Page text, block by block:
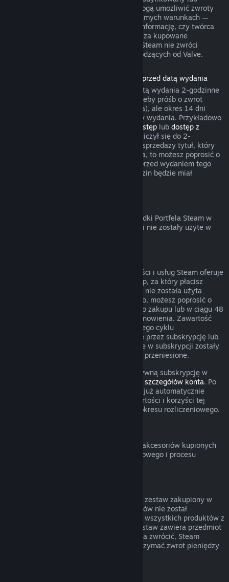
wymieniony. Twórcy innych produktów mogą umożliwić zwroty
pieniędzy za transakcje w grze na tych samych warunkach —
przed dokonaniem transakcji otrzymasz informację, czy twórca
gry umożliwił żądania zwrotów pieniędzy za kupowane
przedmioty. W pozostałych przypadkach Steam nie zwróci
pieniędzy za transakcje w grach niepochodzących od Valve.
Zwroty pieniędzy za produkty zakupione przed datą wydania
Przy zakupie produktu na Steam przed datą wydania 2-godzinne
okno czasu gry będzie liczyło się na potrzeby próśb o zwrot
pieniędzy (z wyjątkiem testów wersji beta), ale okres 14 dni
będzie miał zastosowanie dopiero od daty wydania. Przykładowo
wczesny dostęplub dostęp z
, wszelki czas gry będzie liczył się do 2-
godzinnego limitu. Jeśli zakupisz w przedsprzedaży tytuł, który
nie jest grywalny przed jego datą wydania, to możesz poprosić o
zwrot pieniędzy w dowolnym momencie przed wydaniem tego
tytułu, a standardowy okres 14 dni/2 godzin będzie miał
Możesz poprosić o zwrot pieniędzy za środki Portfela Steam w
ciągu 14 dni od ich zakupu na Steam, jeśli nie zostały użyte w
W przypadku niektórego rodzaju zawartości i usług Steam oferuje
okresowy (comiesięczny, coroczny) dostęp, za który płacisz
cyklicznie. Jeżeli odnawialna subskrypcja nie została użyta
podczas obecnego okresu rozliczeniowego, możesz poprosić o
zwrot w ciągu 48 godzin od początkowego zakupu lub w ciągu 48
godzin od dowolnego automatycznego odnowienia. Zawartość
uznaje się za użytą, jeżeli podczas obecnego cyklu
rozliczeniowego grano w gry obejmowane przez subskrypcję lub
jeżeli wszelkie korzyści lub zniżki zawarte w subskrypcji zostały
użyte, wykorzystane, zmodyfikowane lub przeniesione.
Pamiętaj o tym, że możesz anulować aktywną subskrypcję w
swoich szczegółów konta. Po
anulowaniu twoja subskrypcja nie będzie już automatycznie
odnawiana, ale uzyskasz dostęp do zawartości i korzyści tej
subskrypcji do końca twojego obecnego okresu rozliczeniowego.
Możesz poprosić o zwrot sprzętu Steam i akcesoriów kupionych
poprzez Steam w obrębie przedziału czasowego i procesu
Możesz otrzymać zwrot pieniędzy za cały zestaw zakupiony w
Sklepie Steam, jeśli żaden z jego elementów nie został
przekazany lub łączny czas uruchomienia wszystkich produktów z
zestawu nie przekracza 2 godzin. Jeśli zestaw zawiera przedmiot
w grze lub DLC, który normalnie nie można zwrócić, Steam
poinformuje cię przy kasie, czy można otrzymać zwrot pieniędzy